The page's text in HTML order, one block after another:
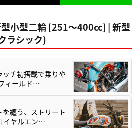
小型二輪 [251〜400cc] | 新型
ラシック)
ッチ初搭載で乗りや
ィールド…
纏う、ストリート
イヤルエン…